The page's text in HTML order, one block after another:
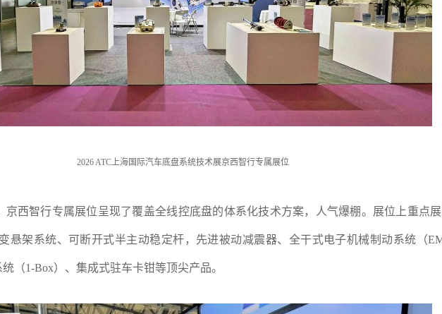
2026 ATC上海国际汽车底盘系统技术展京西智行专属展位
京西智行专属展位呈现了覆盖全线控底盘的体系化技术方案，人气爆棚。展位上重点
悬架系统、可断开式半主动稳定杆，先进被动减震器、全干式电子机械制动系统（
（1-Box）、集成式驻车卡钳等顶尖产品。